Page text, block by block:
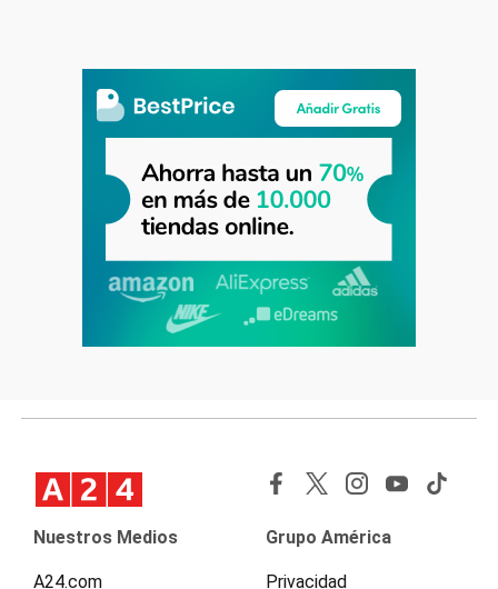
Nuestros Medios
A24.com
Grupo América
Privacidad